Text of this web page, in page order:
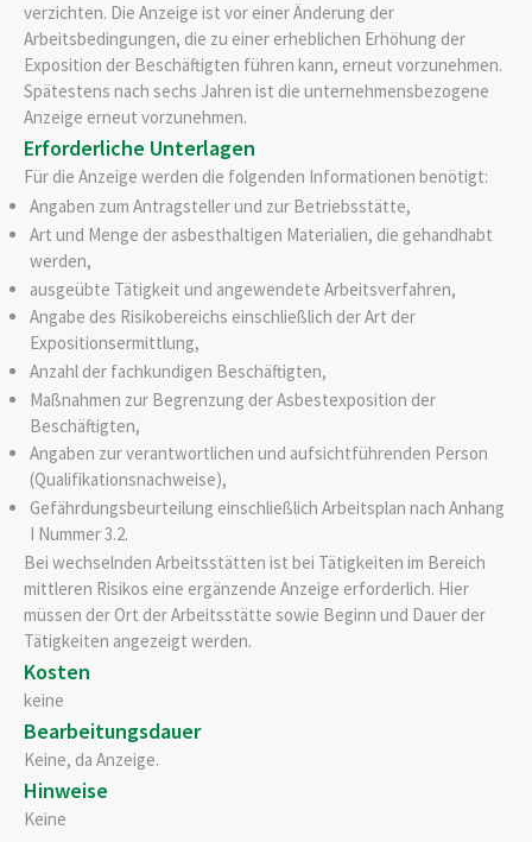
verzichten. Die Anzeige ist vor einer Änderung der
Arbeitsbedingungen, die zu einer erheblichen Erhöhung der
Exposition der Beschäftigten führen kann, erneut vorzunehmen.
Spätestens nach sechs Jahren ist die unternehmensbezogene
Anzeige erneut vorzunehmen.
Erforderliche Unterlagen
Für die Anzeige werden die folgenden Informationen benötigt:
Angaben zum Antragsteller und zur Betriebsstätte,
Art und Menge der asbesthaltigen Materialien, die gehandhabt
werden,
ausgeübte Tätigkeit und angewendete Arbeitsverfahren,
Angabe des Risikobereichs einschließlich der Art der
Expositionsermittlung,
Anzahl der fachkundigen Beschäftigten,
Maßnahmen zur Begrenzung der Asbestexposition der
Beschäftigten,
Angaben zur verantwortlichen und aufsichtführenden Person
(Qualifikationsnachweise),
Gefährdungsbeurteilung einschließlich Arbeitsplan nach Anhang
I Nummer 3.2.
Bei wechselnden Arbeitsstätten ist bei Tätigkeiten im Bereich
mittleren Risikos eine ergänzende Anzeige erforderlich. Hier
müssen der Ort der Arbeitsstätte sowie Beginn und Dauer der
Tätigkeiten angezeigt werden.
Kosten
keine
Bearbeitungsdauer
Keine, da Anzeige.
Hinweise
Keine